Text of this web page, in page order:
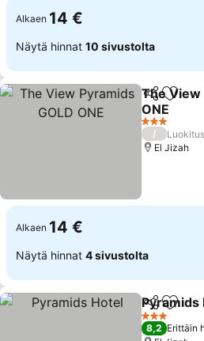
Alkaen 14 €
Näytä hinnat 10 sivustolta
Jaa Lisää
The View
ONE
3 Tähtiluokitus
/
El Jizah
Alkaen 14 €
Näytä hinnat 4 sivustolta
Jaa Lisää
Pyramids
3 Tähtiluokitus
8,2 Erittäin